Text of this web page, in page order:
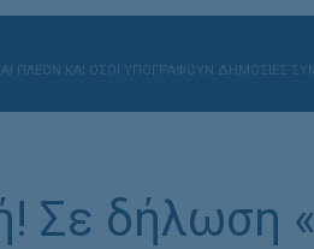
ΠΛΈΟΝ ΚΑΙ ΌΣΟΙ ΥΠΟΓΡΆΦΟΥΝ ΔΗΜΌΣΙΕΣ
Σε δήλωση